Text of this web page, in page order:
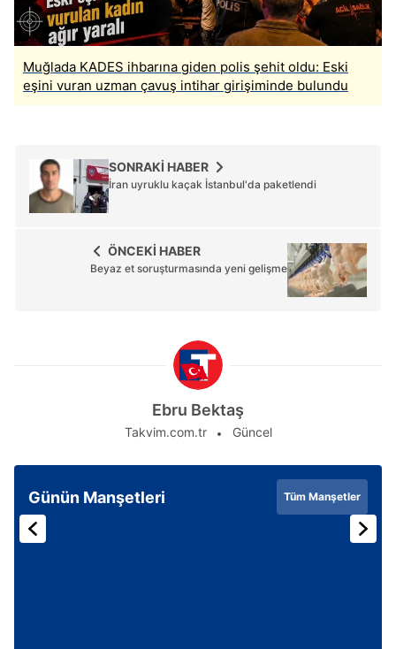
Muğlada KADES ihbarına giden polis şehit oldu: Eski
eşini vuran uzman çavuş intihar girişiminde bulundu
SONRAKİ HABER
İran uyruklu kaçak İstanbul'da paketlendi
ÖNCEKİ HABER
Beyaz et soruşturmasında yeni gelişme
Ebru Bektaş
Takvim.com.tr Güncel
Günün Manşetleri Tüm Manşetler